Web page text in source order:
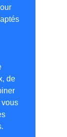
de
vous